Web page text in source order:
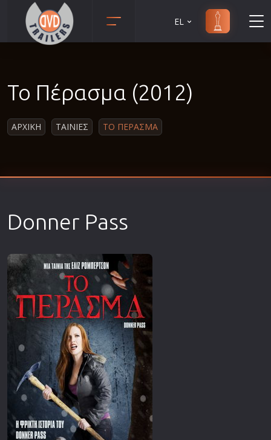
Αισθηματικές
Αστυνομικές
Δράσης
Επιβίωσης
Επιστημονικής Φαντασίας
Εποχής
Ερωτικές
Ευρωπαικός Κινηματογράφος
Θρησκευτικές
Θρίλερ
Ιστορικές
Καταστροφής
Κλασσικές
EL
Το Πέρασμα (2012)
ΑΡΧΙΚΗ ΤΑΙΝΙΕΣ ΤΟ ΠΕΡΑΣΜΑ
Donner Pass